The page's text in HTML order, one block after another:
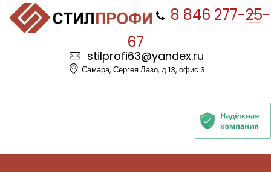
8 846 277-25-
67
stilprofi63@yandex.ru
Самара, Сергея Лазо, д.13, офис 3